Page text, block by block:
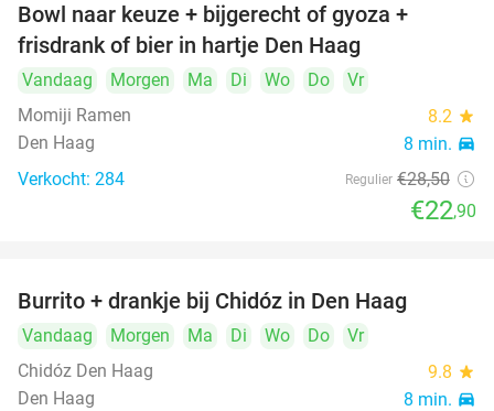
Bowl naar keuze + bijgerecht of gyoza +
frisdrank of bier in hartje Den Haag
Vandaag Morgen Ma Di Wo Do
Vr
Momiji Ramen
8.2 star
Den Haag 8 min. directions_car
Verkocht: 284 Regulier €28,50
€22,90
Burrito + drankje bij Chidóz in Den Haag
Vandaag Morgen Ma Di Wo Do
Vr
Chidóz Den Haag
9.8 star
Den Haag 8 min. directions_car